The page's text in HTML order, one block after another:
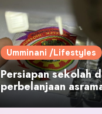
Umminani /Lifestyles
Persiapan sekolah
perbelanjaan